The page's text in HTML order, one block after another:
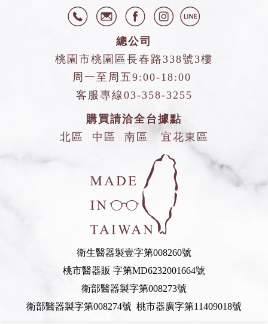
總公司
桃園市桃園區長春路338號3樓
周一至周五9:00-18:00
客服專線03-358-3255
購買請洽全台據點
北區
中區 南區 宜花東區
衛生醫器製壹字第008260號
桃市醫器販 字第MD6232001664號
衛部醫器製字第008273號
衛部醫器製字第008274號 桃市器廣字第11409018號